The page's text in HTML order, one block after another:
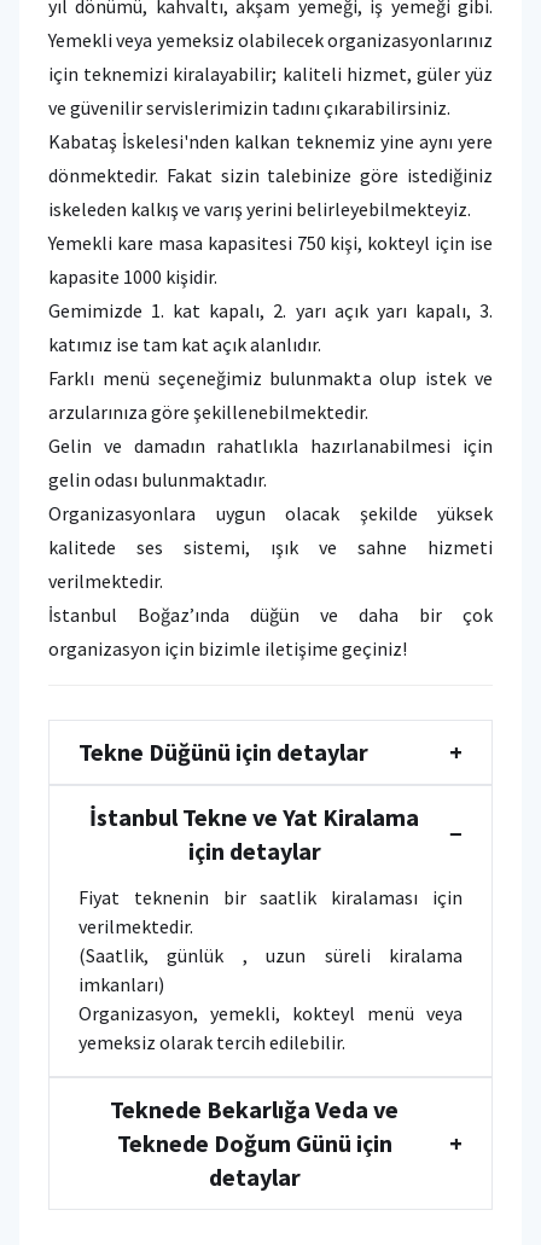
yıl dönümü, kahvaltı, akşam yemeği, iş yemeği gibi.
Yemekli veya yemeksiz olabilecek organizasyonlarınız
için teknemizi kiralayabilir; kaliteli hizmet, güler yüz
ve güvenilir servislerimizin tadını çıkarabilirsiniz.
Kabataş İskelesi'nden kalkan teknemiz yine aynı yere
dönmektedir. Fakat sizin talebinize göre istediğiniz
iskeleden kalkış ve varış yerini belirleyebilmekteyiz.
Yemekli kare masa kapasitesi 750 kişi, kokteyl için ise
kapasite 1000 kişidir.
Gemimizde 1. kat kapalı, 2. yarı açık yarı kapalı, 3.
katımız ise tam kat açık alanlıdır.
Farklı menü seçeneğimiz bulunmakta olup istek ve
arzularınıza göre şekillenebilmektedir.
Gelin ve damadın rahatlıkla hazırlanabilmesi için
gelin odası bulunmaktadır.
Organizasyonlara uygun olacak şekilde yüksek
kalitede ses sistemi, ışık ve sahne hizmeti
verilmektedir.
İstanbul Boğaz’ında düğün ve daha bir çok
organizasyon için bizimle iletişime geçiniz!
Tekne Düğünü için detaylar +
İstanbul Tekne ve Yat Kiralama
için detaylar
−
Fiyat teknenin bir saatlik kiralaması için
verilmektedir.
(Saatlik, günlük , uzun süreli kiralama
imkanları)
Organizasyon, yemekli, kokteyl menü veya
yemeksiz olarak tercih edilebilir.
Teknede Bekarlığa Veda ve
Teknede Doğum Günü için
detaylar
+